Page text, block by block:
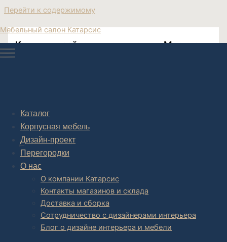
Перейти к содержимому
Мебельный салон Катарсис
Каталог
Корпусная мебель
Дизайн-проект
Перегородки
О нас
О компании Катарсис
Контакты магазинов и склада
Доставка и сборка
Сотрудничество с дизайнерами интерьера
Блог о дизайне интерьера и мебели
Купить дизайнерские диваны в Москве
Post navigation
НАЗАД